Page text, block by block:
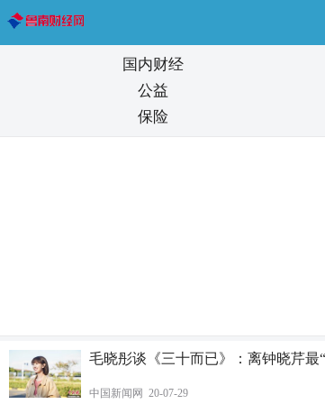
国内财经
公益
保险
毛晓彤谈《三十而已》：离钟晓芹最
中国新闻网 20-07-29